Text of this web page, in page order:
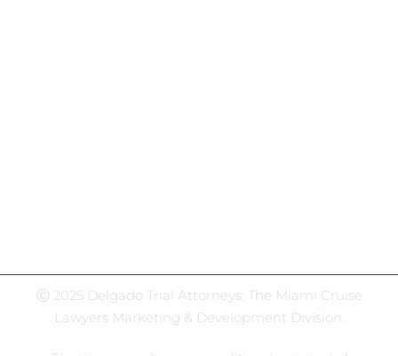
Ⓒ 2025 Delgado Trial Attorneys: The Miami Cruise
Lawyers Marketing & Development Division.